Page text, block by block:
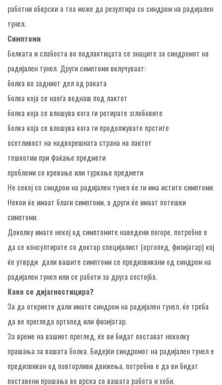
работни обврски а тоа може да резултира со синдром на радијален
тунел.
Симптоми
Болката и слабоста во подлактицата се знаците за синдромот на
радијален тунел. Други симптоми вклучуваат:
болка во задниот дел од раката
болка која се наоѓа веднаш под лактот
болка која се влошува кога ги ротирате зглобовите
болка која се влошува кога ги продолжувате прстите
осетливост на надворешната страна на лактот
тешкотии при фаќање предмети
проблеми со кревање или туркање предмети
Не секој со синдром на радијален тунел ќе ги има истите симптоми.
Некои ќе имаат благи симптоми, а други ќе имаат потешки
симптоми.
Доколку имате некој од симптомите наведени погоре, потребно е
да се консултирате со доктор специјалист (ортопед, физијатар) кој
ќе утврди дали вашите симптоми се предизвикани од синдром на
радијален тунел или се работи за друга состојба.
Како се дијагностицира?
За да откриете дали имате синдром на радијален тунел, ќе треба
да ве прегледа ортопед или физијатар.
За време на вашиот преглед, ќе ви бидат постават неколку
прашања за вашата болка. Бидејќи синдромот на радијален тунел е
предизвикан од повторливи движења, потребно е да ви бидат
поставени прашања во врска со вашата работа и хоби.